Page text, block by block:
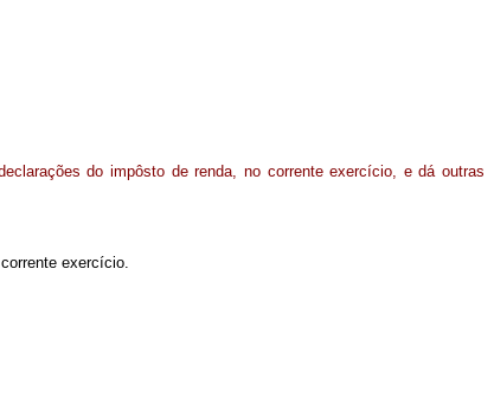
do impôsto de renda, no corrente exercício, e dá outras
exercício.